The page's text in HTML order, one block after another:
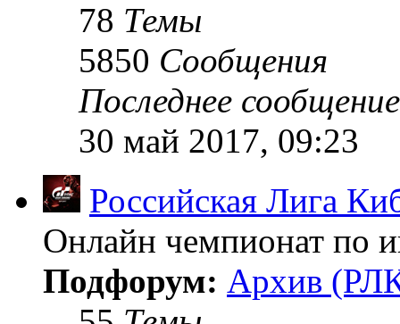
78 Темы
5850 Сообщения
Последнее сообщение
30 май 2017, 09:23
Российская Лига
Онлайн чемпионат по
Подфорум: Архив